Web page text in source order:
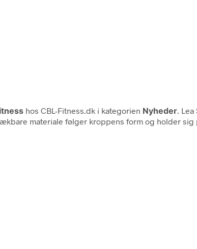
hos CBL-Fitness.dk i kategorien Nyheder .
materiale følger kroppens form og holder sig